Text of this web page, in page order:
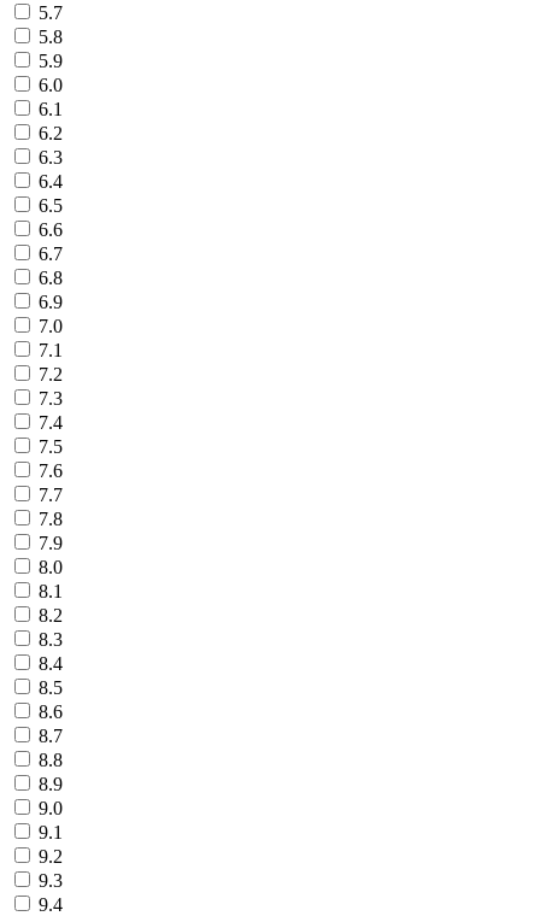
5.7
5.8
5.9
6.0
6.1
6.2
6.3
6.4
6.5
6.6
6.7
6.8
6.9
7.0
7.1
7.2
7.3
7.4
7.5
7.6
7.7
7.8
7.9
8.0
8.1
8.2
8.3
8.4
8.5
8.6
8.7
8.8
8.9
9.0
9.1
9.2
9.3
9.4